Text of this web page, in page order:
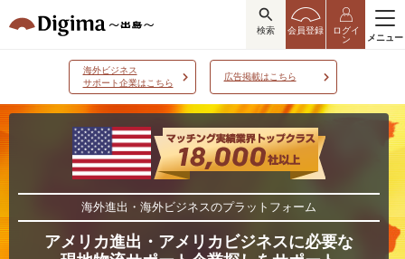
検索 会員登録
ログイ
ン
メニュー
海外ビジネス
サポート企業はこちら
広告掲載はこちら
海外進出・海外ビジネスのプラットフォーム
アメリカ進出・アメリカビジネスに必要な